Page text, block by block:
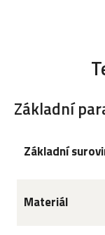
Základní
Základní
Materiál